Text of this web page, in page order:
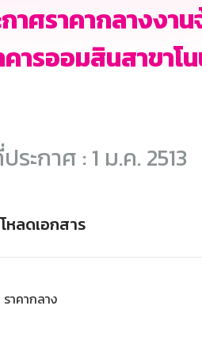
าศราคากลางงา
ารออมสินสาขาโ
ระกาศ : 1 ม.ค. 2513
หลดเอกสาร
ราคากลาง